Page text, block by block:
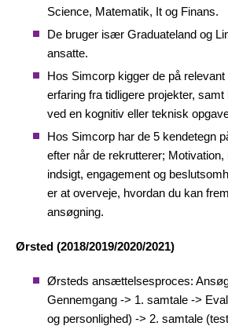
Science, Matematik, It og Finans.
De bruger især Graduateland og
ansatte.
Hos Simcorp kigger de på relevant
erfaring fra tidligere projekter,
ved en kognitiv eller teknisk
Hos Simcorp har de 5 kendetegn
efter når de rekrutterer; Motivation,
indsigt, engagement og
er at overveje, hvordan du kan
ansøgning.
Ørsted (2018/2019/2020/2021)
Ørsteds ansættelsesproces:
Gennemgang -> 1. samtale ->
og personlighed) -> 2. samtale